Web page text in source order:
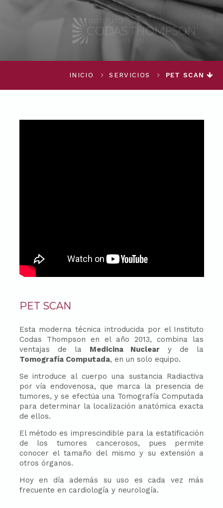
INICIO SERVICIOS PET SCAN
PET SCAN
Esta moderna técnica introducida por el Instituto
Codas Thompson en el año 2013, combina las
ventajas de la Medicina Nuclear y de la
Tomografía Computada, en un solo equipo.
Se introduce al cuerpo una sustancia Radiactiva
por vía endovenosa, que marca la presencia de
tumores, y se efectúa una Tomografía Computada
para determinar la localización anatómica exacta
de ellos.
El método es imprescindible para la estatificación
de los tumores cancerosos, pues permite
conocer el tamaño del mismo y su extensión a
otros órganos.
Hoy en día además su uso es cada vez más
frecuente en cardiología y neurología.